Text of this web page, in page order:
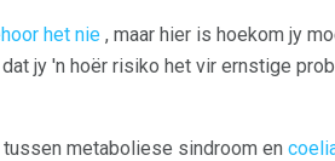
het nie , maar hier is hoekom jy
jy 'n hoër risiko het vir ernstige
metaboliese sindroom en